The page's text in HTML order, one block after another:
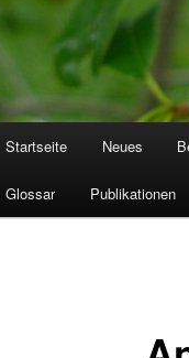
Startseite Neues
Glossar Publikationen